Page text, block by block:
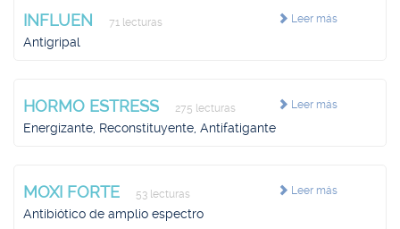
Leer más
INFLUEN 71 lecturas
Antigripal
Leer más
HORMO ESTRESS 275 lecturas
Energizante, Reconstituyente, Antifatigante
Leer más
MOXI FORTE 53 lecturas
Antibiótico de amplio espectro